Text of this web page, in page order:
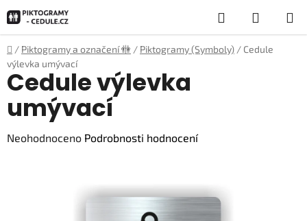
na
obsah
Hledat
KOŠÍK
Domů
/ Piktogramy a označení 🚻 / Piktogramy (Symboly) / Cedule
výlevka umývací
Cedule výlevka
umývací
Průměrné
Neohodnoceno Podrobnosti hodnocení